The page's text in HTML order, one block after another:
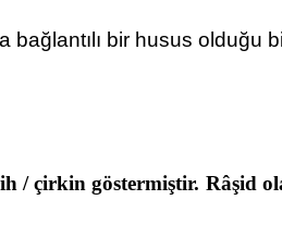
bağlantılı bir husus olduğu
/ çirkin göstermiştir. Râşid